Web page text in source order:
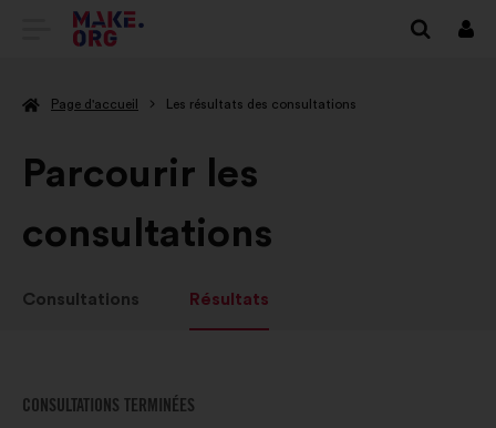
ALLER
L'ACCUEIL
DU
MAKE.ORG
Se
Page d'accueil Les résultats des consultations
Parcourir les
consultations
Consultations Résultats
CONSULTATIONS TERMINÉES